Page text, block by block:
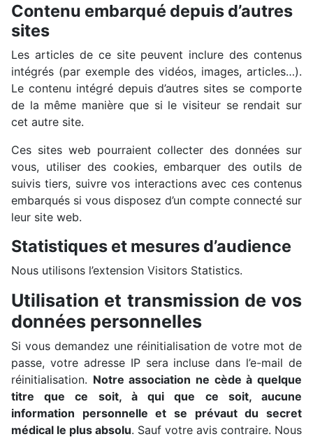
Contenu embarqué depuis d’autres
sites
Les articles de ce site peuvent inclure des contenus
intégrés (par exemple des vidéos, images, articles…).
Le contenu intégré depuis d’autres sites se comporte
de la même manière que si le visiteur se rendait sur
cet autre site.
Ces sites web pourraient collecter des données sur
vous, utiliser des cookies, embarquer des outils de
suivis tiers, suivre vos interactions avec ces contenus
embarqués si vous disposez d’un compte connecté sur
leur site web.
Statistiques et mesures d’audience
Nous utilisons l’extension Visitors Statistics.
Utilisation et transmission de vos
données personnelles
Si vous demandez une réinitialisation de votre mot de
passe, votre adresse IP sera incluse dans l’e-mail de
réinitialisation. Notre association ne cède à quelque
titre que ce soit, à qui que ce soit, aucune
information personnelle et se prévaut du secret
médical le plus absolu. Sauf votre avis contraire. Nous